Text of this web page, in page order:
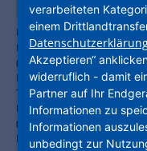
Bei der Übergabe des
Falk Wenzel (beide
(ProjektStadt), Steffen
Infrastruktur), Mario Voigt
Thüringen), Knut Kreuch
Dinger (ProjektStadt),
(Leiterin
Bieber (beide
verarbeiteten
einem
Akzeptieren“
widerruflich - damit
Partner auf Ihr
Informationen zu
Informationen
unbedingt zur